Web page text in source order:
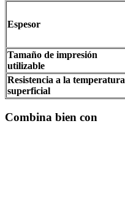
Espesor
Tamaño de impresión
utilizable
Resistencia a la temperatura
superficial
Combina bien con